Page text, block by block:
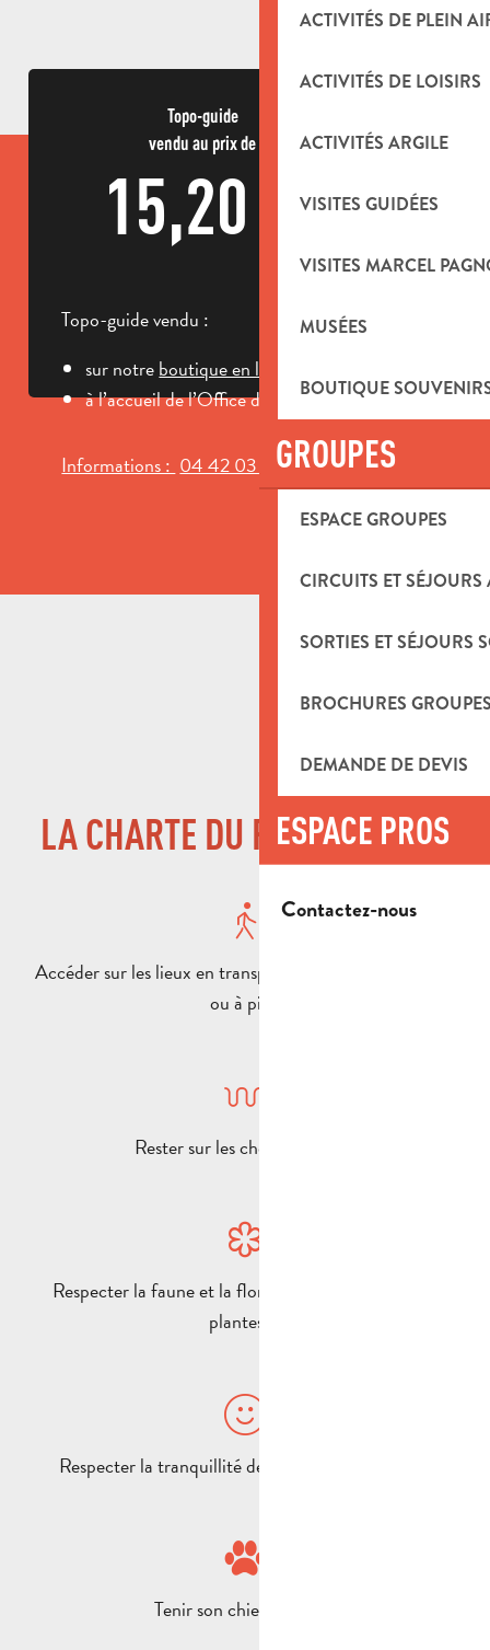
ACTIVITÉS DE PLEIN
ACTIVITÉS DE LOISIRS
ACTIVITÉS ARGILE
VISITES GUIDÉES
VISITES MARCEL
MUSÉES
BOUTIQUE
GROUPES
ESPACE GROUPES
CIRCUITS ET SÉJOURS
SORTIES ET SÉJOURS
BROCHURES
DEMANDE DE DEVIS
ESPACE PROS
Contactez-nous
Topo-guide
vendu au prix de
15,20 €
Topo-guide vendu :
sur notreboutique en ligne
à l’accueil de l’Office de Tourisme
Informations : 04 42 03 49▒▒
LA CHARTE DU RANDONNEUR
Accéder sur les lieux en transports en commun, en vélo
ou à pied
Rester sur les chemins balisés
Respecter la faune et la flore (ne pas cueillir fleurs,
plantes…)
Respecter la tranquillité des résidents et riverains
Tenir son chien en laisse